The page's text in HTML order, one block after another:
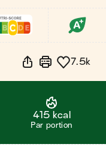
7.5k
415 kcal
Par portion